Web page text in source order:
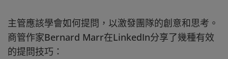
主管應該學會如何提問，以激發團隊的創意和思考。
商管作家Bernard Marr在LinkedIn分享了幾種有效
的提問技巧：